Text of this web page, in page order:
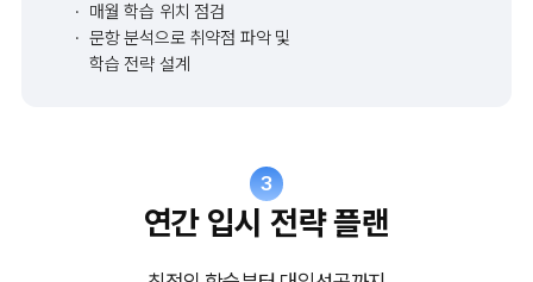
매월 학습 위치 점검
문항 분석으로 취약점 파악 및
학습 전략 설계
3
연간 입시 전략 플랜